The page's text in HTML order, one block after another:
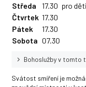
Středa
17.30 pro děti
Čtvrtek 17.30
Pátek
17.30
Sobota 07.30
Bohoslužby v tomto
Svátost smíření je